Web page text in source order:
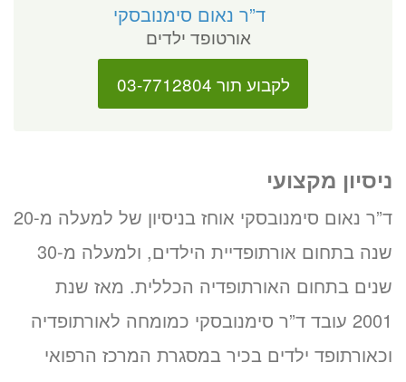
ד”ר נאום סימנובסקי
אורטופד ילדים
לקבוע תור 03-7712804
ניסיון מקצועי
ד”ר נאום סימנובסקי אוחז בניסיון של למעלה מ-20
שנה בתחום אורתופדיית הילדים, ולמעלה מ-30
שנים בתחום האורתופדיה הכללית. מאז שנת
2001 עובד ד”ר סימנובסקי כמומחה לאורתופדיה
וכאורתופד ילדים בכיר במסגרת המרכז הרפואי